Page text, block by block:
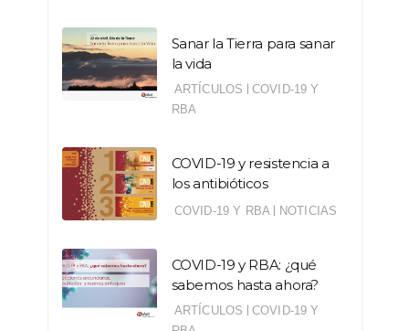
Sanar la Tierra para sanar
la vida
ARTÍCULOS | COVID-19 Y
RBA
COVID-19 y resistencia a
los antibióticos
COVID-19 Y RBA | NOTICIAS
COVID-19 y RBA: ¿qué
sabemos hasta ahora?
ARTÍCULOS | COVID-19 Y